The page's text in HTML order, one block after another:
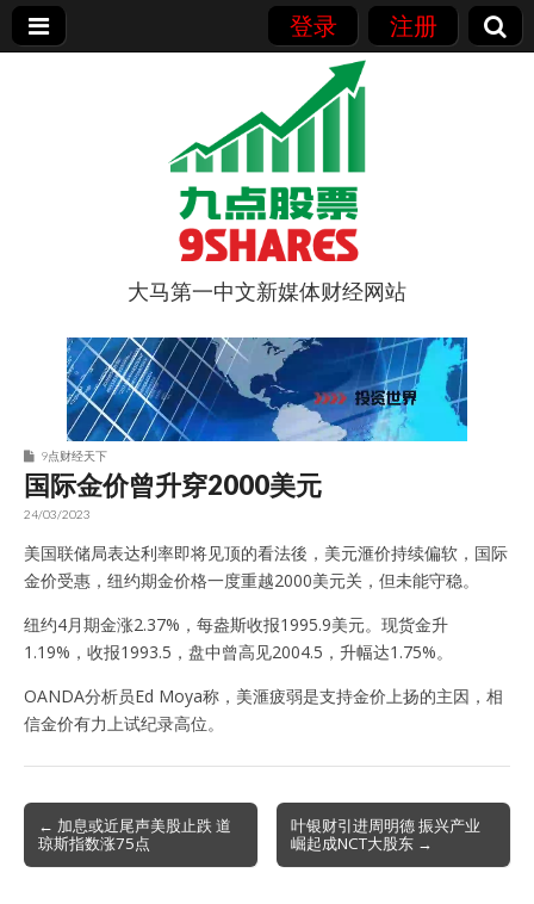
登录 注册
9点股票
大马第一中文新媒体财经网站
9点财经天下
国际金价曾升穿2000美元
24/03/2023
美国联储局表达利率即将见顶的看法後，美元滙价持续偏软，国际
金价受惠，纽约期金价格一度重越2000美元关，但未能守稳。
纽约4月期金涨2.37%，每盎斯收报1995.9美元。现货金升
1.19%，收报1993.5，盘中曾高见2004.5，升幅达1.75%。
OANDA分析员Ed Moya称，美滙疲弱是支持金价上扬的主因，相
信金价有力上试纪录高位。
Post
navigation
← 加息或近尾声美股止跌 道
琼斯指数涨75点
叶银财引进周明德 振兴产业
崛起成NCT大股东 →